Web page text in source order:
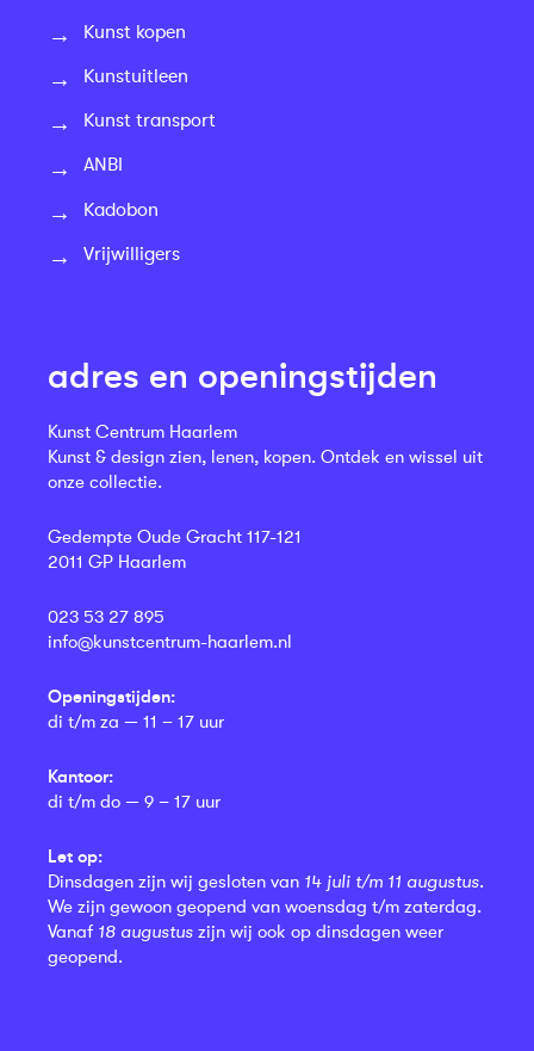
Kunst kopen
Kunstuitleen
Kunst transport
ANBI
Kadobon
Vrijwilligers
adres en openingstijden
Kunst Centrum Haarlem
Kunst & design zien, lenen, kopen. Ontdek en wissel uit
onze collectie.
Gedempte Oude Gracht 117-121
2011 GP Haarlem
023 53 27 895
info@kunstcentrum-haarlem.nl
Openingstijden:
di t/m za — 11 – 17 uur
Kantoor:
di t/m do — 9 – 17 uur
Let op:
Dinsdagen zijn wij gesloten van 14 juli t/m 11 augustus.
We zijn gewoon geopend van woensdag t/m zaterdag.
Vanaf 18 augustus zijn wij ook op dinsdagen weer
geopend.